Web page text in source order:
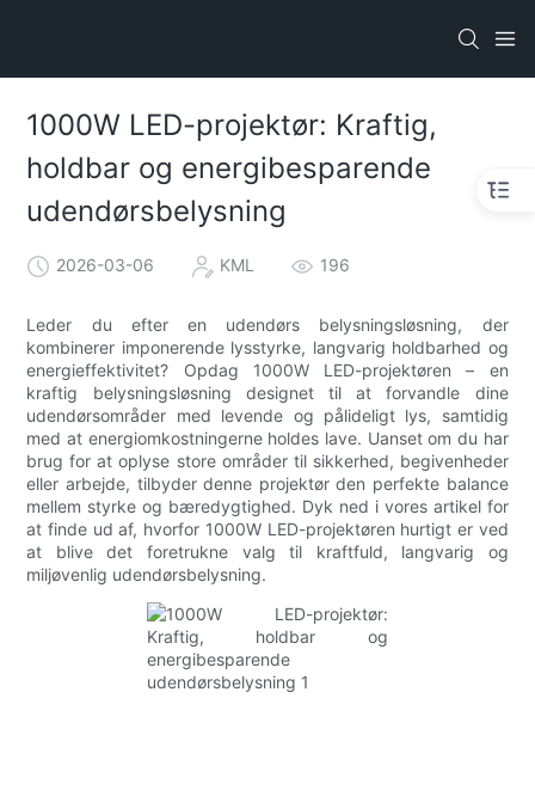
1000W LED-projektør: Kraftig,
holdbar og energibesparende
udendørsbelysning
2026-03-06 KML 196
Leder du efter en udendørs belysningsløsning, der
kombinerer imponerende lysstyrke, langvarig holdbarhed og
energieffektivitet? Opdag 1000W LED-projektøren – en
kraftig belysningsløsning designet til at forvandle dine
udendørsområder med levende og pålideligt lys, samtidig
med at energiomkostningerne holdes lave. Uanset om du har
brug for at oplyse store områder til sikkerhed, begivenheder
eller arbejde, tilbyder denne projektør den perfekte balance
mellem styrke og bæredygtighed. Dyk ned i vores artikel for
at finde ud af, hvorfor 1000W LED-projektøren hurtigt er ved
at blive det foretrukne valg til kraftfuld, langvarig og
miljøvenlig udendørsbelysning.